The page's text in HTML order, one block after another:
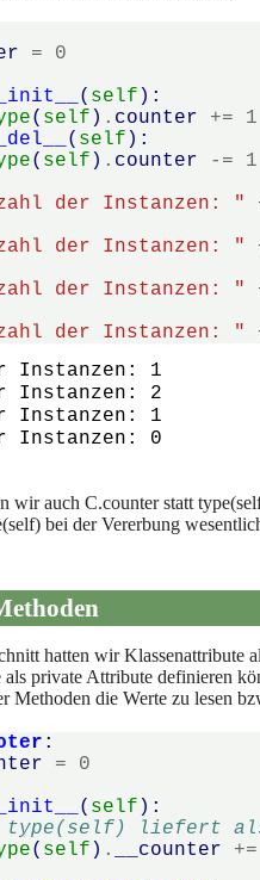
=
0
( self ):
( self ) . counter +=
1
( self ):
( self ) . counter -=
1
der Instanzen: "
der Instanzen: "
der Instanzen: "
der Instanzen: "
Instanzen: 1
Instanzen: 2
Instanzen: 1
wir auch C.counter statt
bei der Vererbung
hatten wir Klassenattribute
als private Attribute definieren
Methoden die Werte zu lesen
:
=
0
( self ):
type(self) liefert als
( self ) . __counter +=